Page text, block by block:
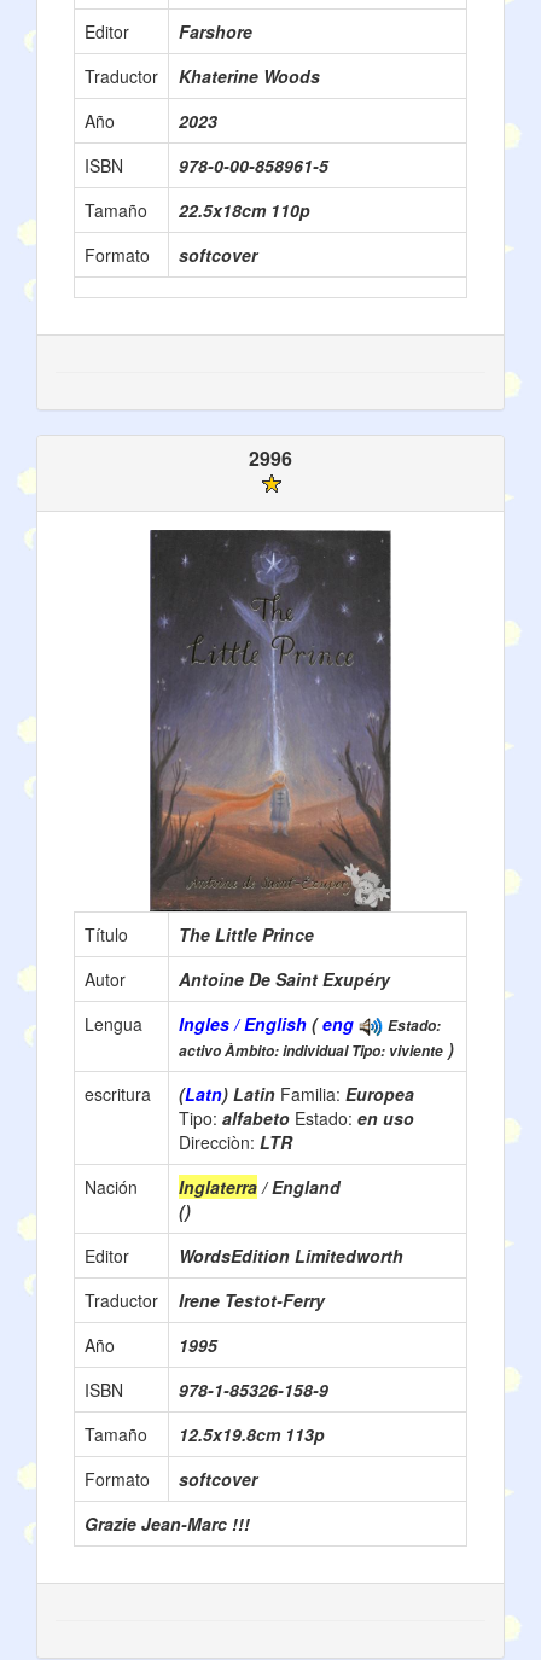
Editor
Farshore
Traductor
Khaterine Woods
Año
2023
ISBN
978-0-00-858961-5
Tamaño
22.5x18cm 110p
Formato
softcover
2996
Título
The Little Prince
Autor
Antoine De Saint Exupéry
Lengua
Ingles / English (eng
Estado:
activo Àmbito: individual Tipo: viviente )
escritura
(Latn) Latin Familia: Europea
Tipo: alfabeto Estado: en uso
Direcciòn: LTR
Nación
Inglaterra/ England
()
Editor
WordsEdition Limitedworth
Traductor
Irene Testot-Ferry
Año
1995
ISBN
978-1-85326-158-9
Tamaño
12.5x19.8cm 113p
Formato
softcover
Grazie Jean-Marc !!!